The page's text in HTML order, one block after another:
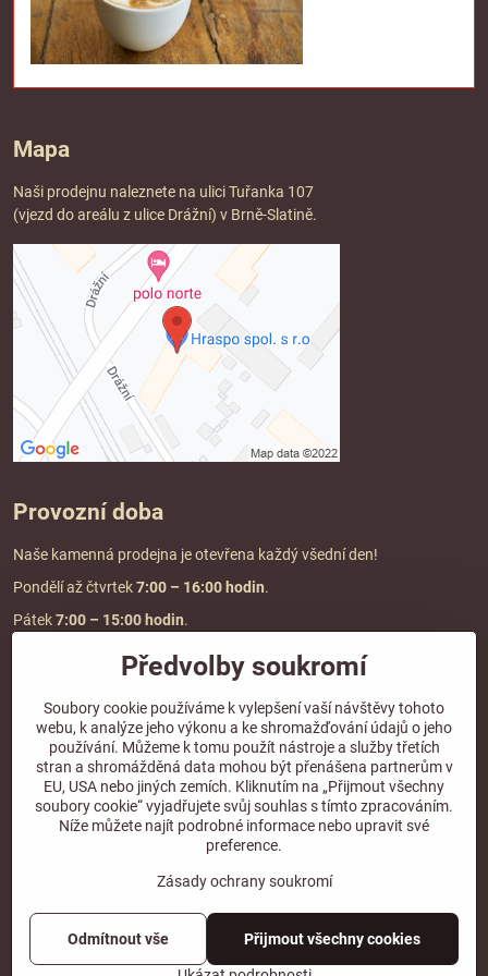
Mapa
Naši prodejnu naleznete na ulici Tuřanka 107
(vjezd do areálu z ulice Drážní) v Brně-Slatině.
Provozní doba
Naše kamenná prodejna je otevřena každý všední den!
Pondělí až čtvrtek7:00 – 16:00 hodin.
Pátek7:00 – 15:00 hodin.
Doprava a platba
DOPRAVA ZDARMA
při objednávce nad2000 Kč vč. DPH.
*Nevztahuje se na paletovou přepravu.
©2026CopyrightPředvolby soukromíZásady ochrany soukromí
Předvolby soukromí
Soubory cookie používáme k vylepšení vaší návštěvy tohoto
webu, k analýze jeho výkonu a ke shromažďování údajů o jeho
používání. Můžeme k tomu použít nástroje a služby třetích
stran a shromážděná data mohou být přenášena partnerům v
EU, USA nebo jiných zemích. Kliknutím na „Přijmout všechny
soubory cookie“ vyjadřujete svůj souhlas s tímto zpracováním.
Níže můžete najít podrobné informace nebo upravit své
preference.
Zásady ochrany soukromí
Přijmout všechny cookies
Odmítnout vše